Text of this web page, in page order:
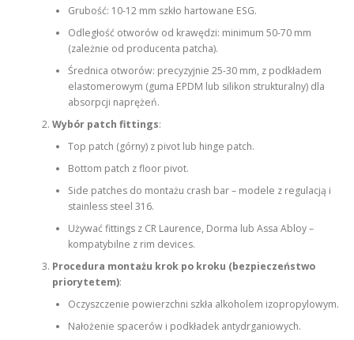
Grubość: 10-12 mm szkło hartowane ESG.
Odległość otworów od krawędzi: minimum 50-70 mm
(zależnie od producenta patcha).
Średnica otworów: precyzyjnie 25-30 mm, z podkładem
elastomerowym (guma EPDM lub silikon strukturalny) dla
absorpcji naprężeń.
Wybór patch fittings:
Top patch (górny) z pivot lub hinge patch.
Bottom patch z floor pivot.
Side patches do montażu crash bar – modele z regulacją i
stainless steel 316.
Używać fittings z CR Laurence, Dorma lub Assa Abloy –
kompatybilne z rim devices.
Procedura montażu krok po kroku (bezpieczeństwo
priorytetem):
Oczyszczenie powierzchni szkła alkoholem izopropylowym.
Nałożenie spacerów i podkładek antydrganiowych.